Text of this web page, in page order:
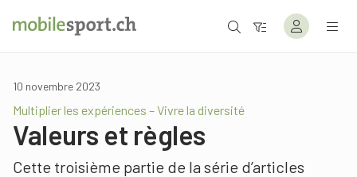
10 novembre 2023
Multiplier les expériences – Vivre la diversité
Valeurs et règles
Cette troisième partie de la série d’articles